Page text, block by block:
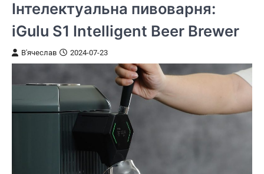
Інтелектуальна пивоварня:
iGulu S1 Intelligent Beer Brewer
В'ячеслав 2024-07-23